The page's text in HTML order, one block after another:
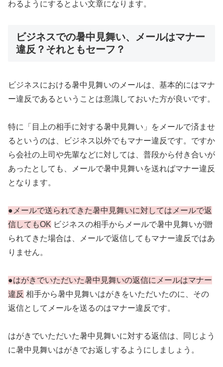
わるようにするとよい文章になります。
ビジネスでの暑中見舞い、メールはマナー
違反？それともセーフ？
ビジネスにおける暑中見舞いのメールは、基本的にはマナ
ー違反であるということは意識しておいた方が良いです。
特に「目上の相手に対する暑中見舞い」をメールで済ませ
るというのは、ビジネス以外でもマナー違反です。ですか
ら会社の上司や先輩などに対しては、普段から付き合いが
あったとしても、メールで暑中見舞いを送ればマナー違反
となります。
●メールで送られてきた暑中見舞いに対してはメールで返
信してもOK ビジネスの相手からメールで暑中見舞いが贈
られてきた場合は、メールで返信してもマナー違反ではあ
りません。
●はがきでいただいた暑中見舞いの返信にメールはマナー
違反 相手から暑中見舞いはがきをいただいたのに、その
返信としてメールを送るのはマナー違反です。
はがきでいただいた暑中見舞いに対する返信は、同じよう
に暑中見舞いはがきでお返しするようにしましょう。